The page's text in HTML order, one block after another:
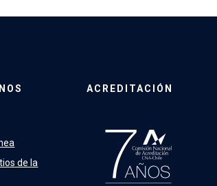
de la
ACREDITACIÓN